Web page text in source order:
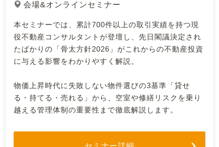
会場&オンラインセミナー
本セミナーでは、累計700件以上の取引実績を持つ現
役不動産コンサルタントが登壇し、先日閣議決定され
たばかりの「骨太方針2026」がこれからの不動産投資
に与える影響をわかりやすく解説。
物価上昇時代に失敗しない物件選びの3基準「貸せ
る・持てる・売れる」から、空室や修繕リスクを乗り
越える管理体制の重要性まで徹底解説します。